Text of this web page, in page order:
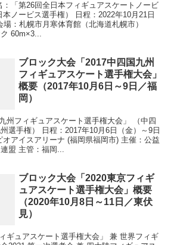
：「第26回全日本フィギュアスケートノービ
ノービス選手権） 日程：2022年10月21日
場：札幌市月寒体育館（北海道札幌市）
60m×3...
ブロック大会「2017中四国九州
フィギュアスケート選手権大会」
概要（2017年10月6日～9日／福
岡）
州フィギュアスケート選手権大会」 （中四
選手権） 日程：2017年10月6日（金）～9日
オアイスアリーナ (福岡県福岡市) 主催：公益
盟 主管：福岡...
ブロック大会「2020東京フィギ
ュアスケート選手権大会」概要
（2020年10月8日～11日／東伏
見）
ギュアスケート選手権大会」 兼 世界フィギ